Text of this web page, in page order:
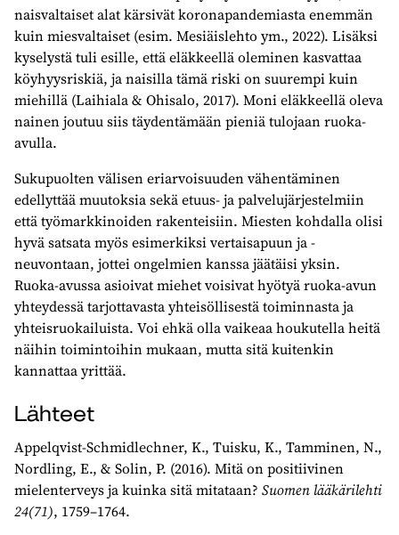
naisvaltaiset alat kärsivät koronapandemiasta enemmän
kuin miesvaltaiset (esim. Mesiäislehto ym., 2022). Lisäksi
kyselystä tuli esille, että eläkkeellä oleminen kasvattaa
köyhyysriskiä, ja naisilla tämä riski on suurempi kuin
miehillä (Laihiala & Ohisalo, 2017). Moni eläkkeellä oleva
nainen joutuu siis täydentämään pieniä tulojaan ruoka-
avulla.
Sukupuolten välisen eriarvoisuuden vähentäminen
edellyttää muutoksia sekä etuus- ja palvelujärjestelmiin
että työmarkkinoiden rakenteisiin. Miesten kohdalla olisi
hyvä satsata myös esimerkiksi vertaisapuun ja -
neuvontaan, jottei ongelmien kanssa jäätäisi yksin.
Ruoka-avussa asioivat miehet voisivat hyötyä ruoka-avun
yhteydessä tarjottavasta yhteisöllisestä toiminnasta ja
yhteisruokailuista. Voi ehkä olla vaikeaa houkutella heitä
näihin toimintoihin mukaan, mutta sitä kuitenkin
kannattaa yrittää.
Lähteet
Appelqvist-Schmidlechner, K., Tuisku, K., Tamminen, N.,
Nordling, E., & Solin, P. (2016). Mitä on positiivinen
mielenterveys ja kuinka sitä mitataan? Suomen lääkärilehti
24(71), 1759–1764.